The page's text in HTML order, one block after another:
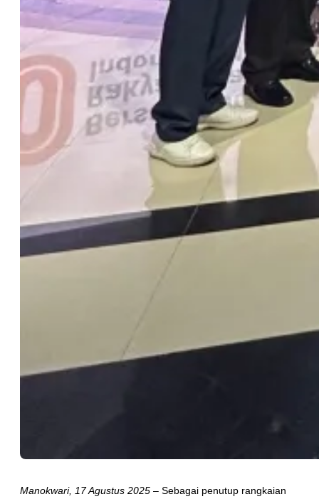
Manokwari, 17 Agustus 2025 – Sebagai penutup rangkaian